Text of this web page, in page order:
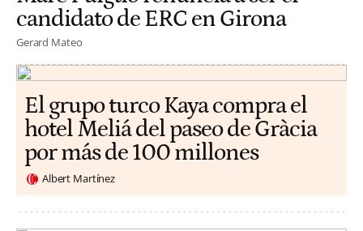
candidato de ERC en Girona
Gerard Mateo
El grupo turco Kaya compra el
hotel Meliá del paseo de Gràcia
por más de 100 millones
Albert Martínez